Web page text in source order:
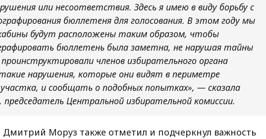
или несоответствия. Здесь я имею в виду борьбу с
бюллетеня для голосования. В этом году мы
будут расположены таким образом, чтобы
бюллетень была заметна, не нарушая тайны
членов избирательного органа
нарушения, которые они видят в периметре
и сообщать о подобных попытках», — сказала
Центральной избирательной комиссии.
Дмитрий Моруз также отметил и подчеркнул важность